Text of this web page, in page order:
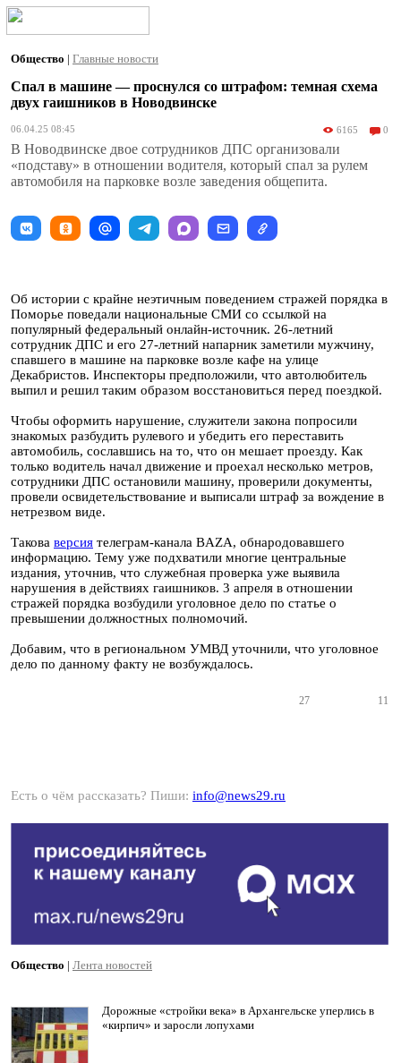
Общество | Главные новости
Спал в машине — проснулся со штрафом: темная схема
двух гаишников в Новодвинске
06.04.25 08:45 6165 0
В Новодвинске двое сотрудников ДПС организовали
«подставу» в отношении водителя, который спал за рулем
автомобиля на парковке возле заведения общепита.
Об истории с крайне неэтичным поведением стражей порядка в
Поморье поведали национальные СМИ со ссылкой на
популярный федеральный онлайн-источник. 26-летний
сотрудник ДПС и его 27-летний напарник заметили мужчину,
спавшего в машине на парковке возле кафе на улице
Декабристов. Инспекторы предположили, что автолюбитель
выпил и решил таким образом восстановиться перед поездкой.
Чтобы оформить нарушение, служители закона попросили
знакомых разбудить рулевого и убедить его переставить
автомобиль, сославшись на то, что он мешает проезду. Как
только водитель начал движение и проехал несколько метров,
сотрудники ДПС остановили машину, проверили документы,
провели освидетельствование и выписали штраф за вождение в
нетрезвом виде.
Такова версия телеграм-канала BAZA, обнародовавшего
информацию. Тему уже подхватили многие центральные
издания, уточнив, что служебная проверка уже выявила
нарушения в действиях гаишников. 3 апреля в отношении
стражей порядка возбудили уголовное дело по статье о
превышении должностных полномочий.
Добавим, что в региональном УМВД уточнили, что уголовное
дело по данному факту не возбуждалось.
27 11
Есть о чём рассказать? Пиши: info@news29.ru
Общество | Лента новостей
Дорожные «стройки века» в Архангельске уперлись в
«кирпич» и заросли лопухами